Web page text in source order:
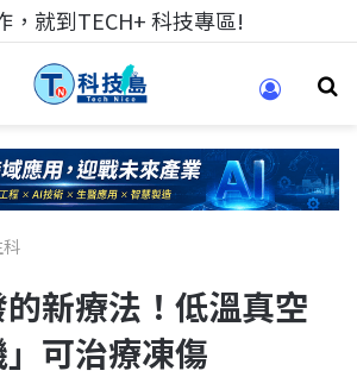
，就到TECH+ 科技專區!
科
新療法！低溫真空
可治療凍傷